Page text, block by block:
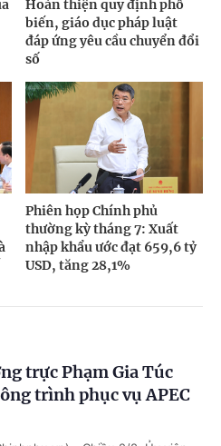
Hoàn thiện quy định phổ
biến, giáo dục pháp luật
đáp ứng yêu cầu chuyển đổi
số
Phiên họp Chính phủ
thường kỳ tháng 7: Xuất
nhập khẩu ước đạt 659,6 tỷ
USD, tăng 28,1%
trực Phạm Gia Túc
trình phục vụ APEC